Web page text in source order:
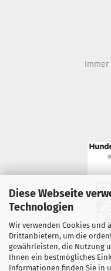
Diese Webseite
Technologien
Wir verwenden Cookies und
Drittanbietern, um die
gewährleisten, die Nutzung
Ihnen ein bestmögliches
Informationen finden Sie in